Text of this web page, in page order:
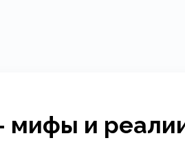
мифы и